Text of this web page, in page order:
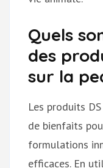
Quels
des
sur la
Les produits
de bienfaits
formulations
efficaces. En